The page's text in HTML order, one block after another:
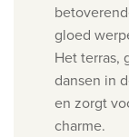
gloed
Het terras,
dansen in
en zorgt
charme.